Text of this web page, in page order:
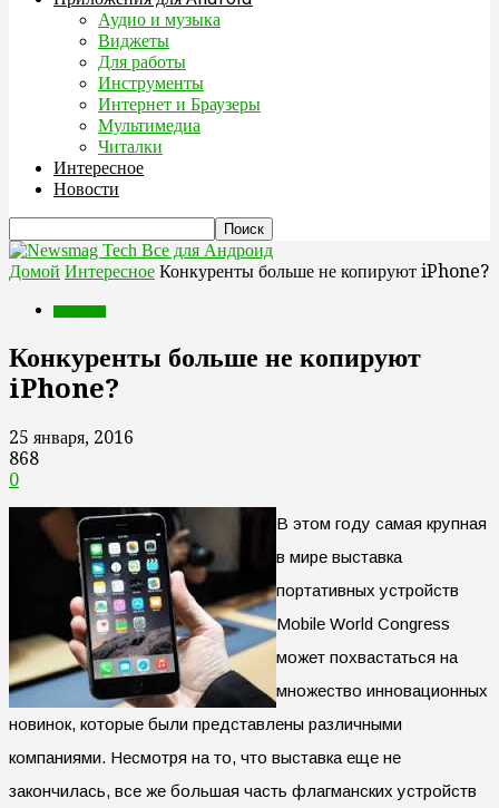
Аудио и музыка
Виджеты
Для работы
Инструменты
Интернет и Браузеры
Мультимедиа
Читалки
Интересное
Новости
Все для Андроид
Домой Интересное Конкуренты больше не копируют iPhone?
Конкуренты больше не копируют
iPhone?
25 января, 2016
868
0
В этом году самая крупная
в мире выставка
портативных устройств
Mobile World Congress
может похвастаться на
множество инновационных
новинок, которые были представлены различными
компаниями. Несмотря на то, что выставка еще не
закончилась, все же большая часть флагманских устройств